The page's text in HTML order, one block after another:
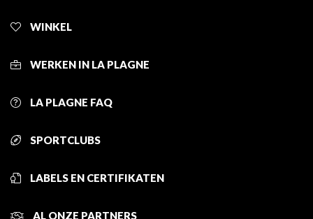
WINKEL
WERKEN IN LA PLAGNE
LA PLAGNE FAQ
SPORTCLUBS
LABELS EN CERTIFIKATEN
AL ONZE PARTNERS